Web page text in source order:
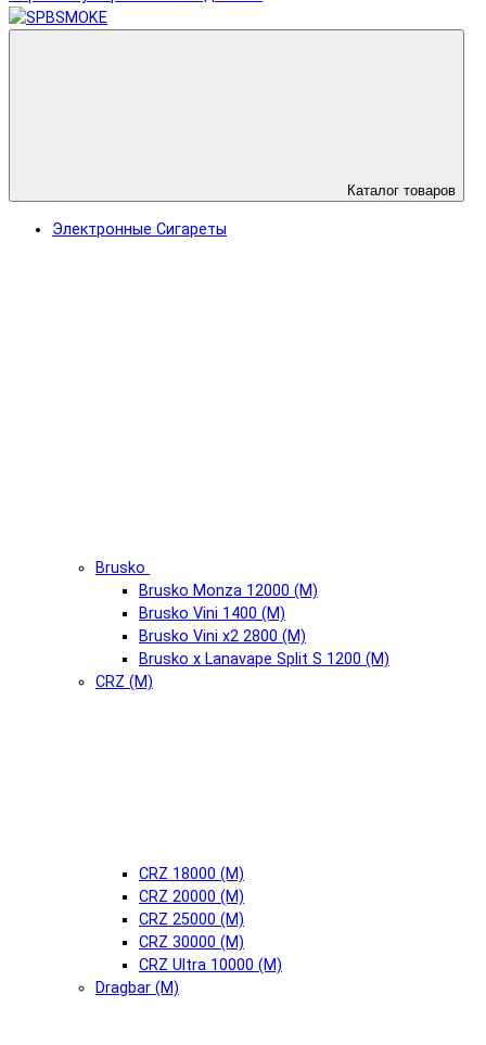
Каталог товаров
Электронные Сигареты
Brusko
Brusko Monza 12000 (М)
Brusko Vini 1400 (М)
Brusko Vini x2 2800 (М)
Brusko x Lanavape Split S 1200 (М)
CRZ (М)
CRZ 18000 (М)
CRZ 20000 (М)
CRZ 25000 (М)
CRZ 30000 (М)
CRZ Ultra 10000 (М)
Dragbar (М)